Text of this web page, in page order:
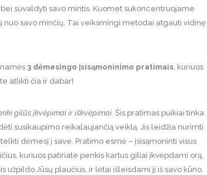
suvaldyti savo mintis. Kuomet sukoncentruojame
savo minčių. Tai veiksmingi metodai atgauti vidinę
3 dėmesingo įsisąmoninimo pratimais , kuriuos
atlikti čia ir dabar!
gilūs įkvėpimai ir iškvėpimai. Šis pratimas puikiai tinka
susikaupimo reikalaujančią veiklą. Jis leidžia nurimti
dėmesį į save. Pratimo esmė – įsisąmoninti visus
kuriuos patiriate penkis kartus giliai įkvėpdami orą,
užpildo Jūsų plaučius, ir lėtai išleisdami jį iš savo kūno.